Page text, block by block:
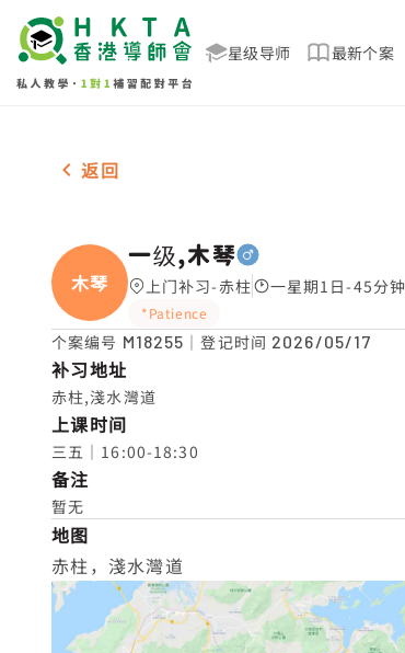
星级导师 最新个案
男-1名 一级,木琴，赤柱 补习推介
返回
木琴
一级,木琴
上门补习-赤柱 一星期1日-45分
*Patience
个案编号 M18255 ｜登记时间 2026/05/17
补习地址
赤柱,淺水灣道
上课时间
三五｜16:00-18:30
备注
暂无
地图
赤柱，淺水灣道